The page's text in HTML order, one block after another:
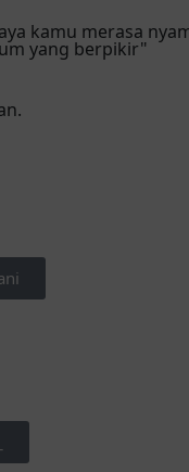
kamu merasa
yang berpikir"